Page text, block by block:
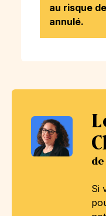
Si
au risque
annulé.